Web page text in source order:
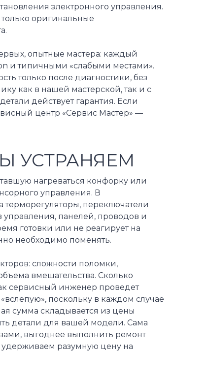
электронного управления.
оригинальные
опытные мастера: каждый
и типичными «слабыми местами».
только после диагностики, без
как в нашей мастерской, так и с
действует гарантия. Если
центр «Сервис Мастер» —
УСТРАНЯЕМ
нагреваться конфорку или
управления. В
терморегуляторы, переключатели
панелей, проводов и
готовки или не реагирует на
необходимо поменять.
сложности поломки,
вмешательства. Сколько
сервисный инженер проведет
поскольку в каждом случае
сумма складывается из цены
детали для вашей модели. Сама
выгоднее выполнить ремонт
удерживаем разумную цену на